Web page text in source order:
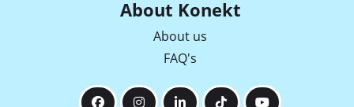
Höhe der Wohnung 2,6 m, sehr gute Wärmeisolation
(Decke 40 cm, Wände 10-20 cm).
About Konekt
About us
FAQ's